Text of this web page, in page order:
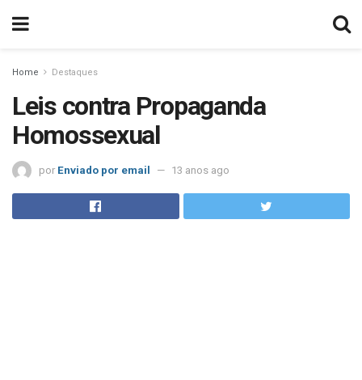
Home Destaques
Leis contra Propaganda
Homossexual
por Enviado por email 13 anos ago